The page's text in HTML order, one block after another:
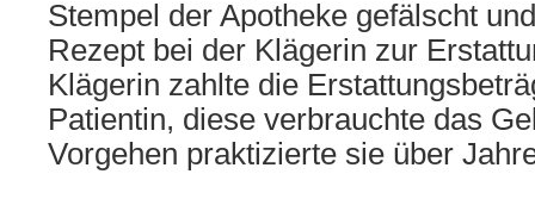
Stempel der Apotheke gefälscht
Rezept bei der Klägerin zur
Klägerin zahlte die
Patientin, diese verbrauchte das
Vorgehen praktizierte sie über